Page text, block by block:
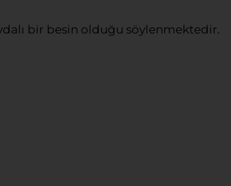
bir besin olduğu söylenmektedir.